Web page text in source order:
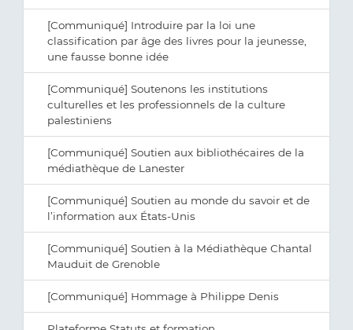
[Communiqué] Introduire par la loi une
classification par âge des livres pour la jeunesse,
une fausse bonne idée
[Communiqué] Soutenons les institutions
culturelles et les professionnels de la culture
palestiniens
[Communiqué] Soutien aux bibliothécaires de la
médiathèque de Lanester
[Communiqué] Soutien au monde du savoir et de
l’information aux États-Unis
[Communiqué] Soutien à la Médiathèque Chantal
Mauduit de Grenoble
[Communiqué] Hommage à Philippe Denis